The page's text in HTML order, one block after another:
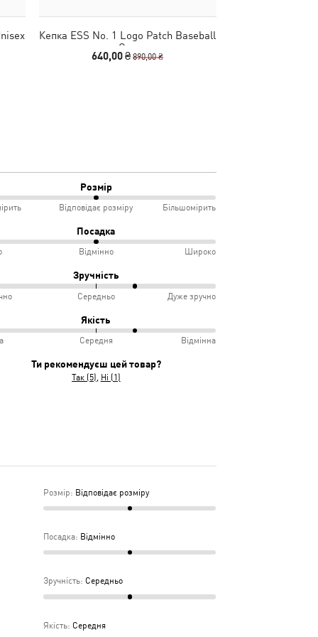
Кепка ESS No. 1 Logo Patch Baseball
Cap
640,00 ₴890,00 ₴
Розмір
Відповідає розміру Більшомірить
Посадка
Відмінно Широко
Зручність
Середньо Дуже зручно
Якість
Середня Відмінна
Ти рекомендуєш цей товар?
Так (5) Ні (1)
Розмір: Відповідає розміру
Посадка: Відмінно
Зручність: Середньо
Якість: Середня